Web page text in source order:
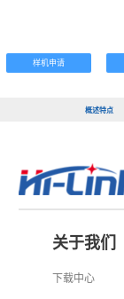
样机申请
概述特点
关于我们
下载中心